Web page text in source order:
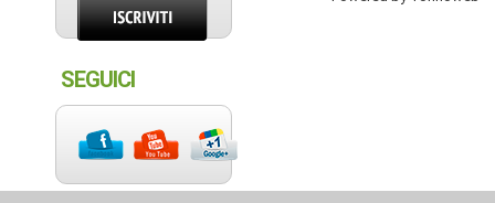
SEGUICI